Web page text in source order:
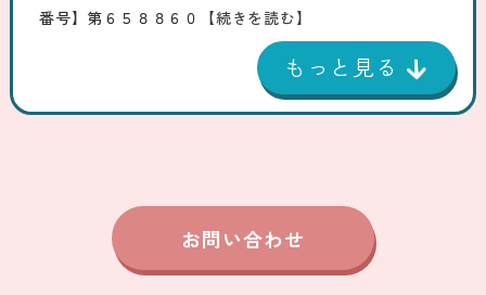
番号】第６５８８６０
【続きを読む】
お問い合わせ